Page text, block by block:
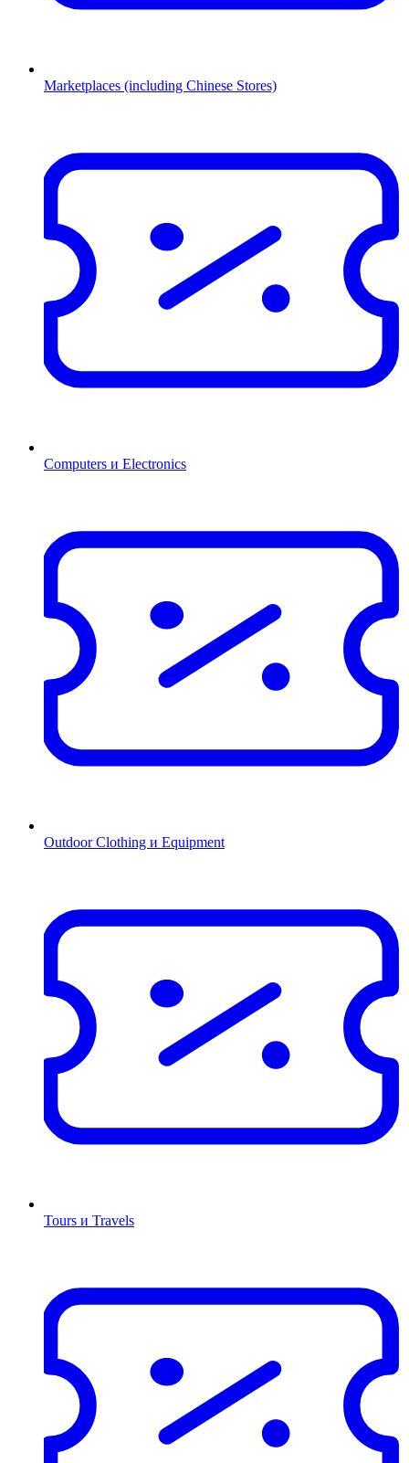
Marketplaces (including Chinese Stores)
Computers и Electronics
Outdoor Clothing и Equipment
Tours и Travels